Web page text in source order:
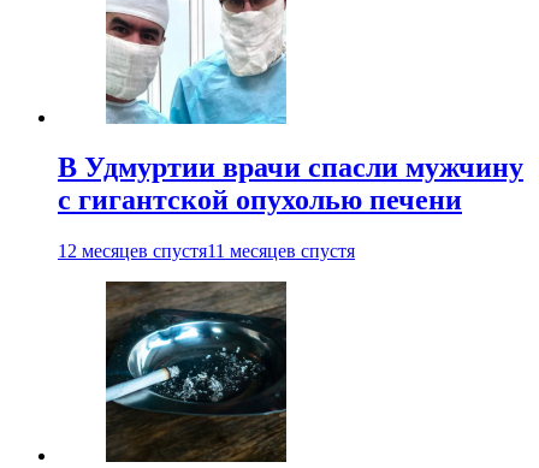
В Удмуртии врачи спасли мужчину
с гигантской опухолью печени
12 месяцев спустя11 месяцев спустя